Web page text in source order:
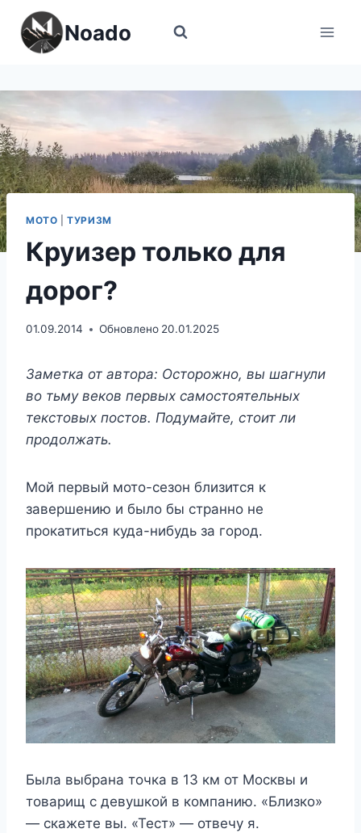
Перейти
содержимому
Noado
МОТО |ТУРИЗМ
Круизер только для
дорог?
01.09.2014 Обновлено 20.01.2025
Заметка от автора: Осторожно, вы шагнули
во тьму веков первых самостоятельных
текстовых постов. Подумайте, стоит ли
продолжать.
Мой первый мото-сезон близится к
завершению и было бы странно не
прокатиться куда-нибудь за город.
Была выбрана точка в 13 км от Москвы и
товарищ с девушкой в компанию. «Близко»
— скажете вы. «Тест» — отвечу я.